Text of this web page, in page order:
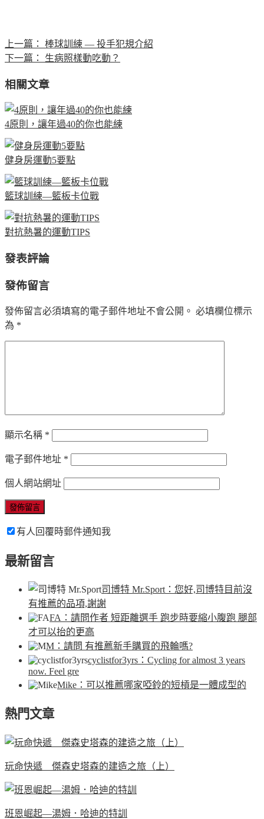
上一篇：
棒球訓練 — 投手犯規介紹
下一篇：
生病照樣動吃動？
相關文章
4原則，讓年過40的你也能練
健身房運動5要點
籃球訓練—籃板卡位戰
對抗熱暑的運動TIPS
發表評論
發佈留言
發佈留言必須填寫的電子郵件地址不會公開。 必填欄位標示
為 *
顯示名稱 *
電子郵件地址 *
個人網站網址
有人回覆時郵件通知我
最新留言
司博特 Mr.Sport ：您好,司博特目前沒
有推薦的品項,謝謝
FA ：請問作者 短距離選手 跑步時要縮小腹跑 腿部
才可以抬的更高
M ：請問 有推薦新手購買的飛輪嗎?
cyclistfor3yrs ：Cycling for almost 3 years
now. Feel gre
Mike ：可以推薦哪家啞鈴的短槓是一體成型的
熱門文章
玩命快遞 傑森史塔森的建造之旅（上）
班恩崛起—湯姆．哈迪的特訓